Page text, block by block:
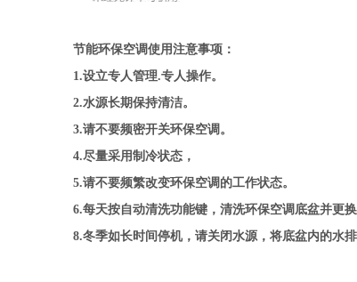
节能环保空调使用注意事项：
1.设立专人管理.专人操作。
2.水源长期保持清洁。
3.请不要频密开关环保空调。
4.尽量采用制冷状态，
5.请不要频繁改变环保空调的工作状态。
6.每天按自动清洗功能键，清洗环保空调底盆并更
8.冬季如长时间停机，请关闭水源，将底盆内的水